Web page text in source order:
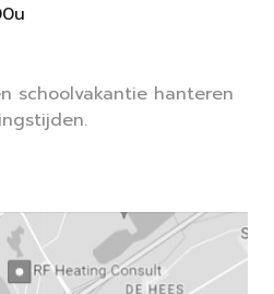
schoolvakantie hanteren